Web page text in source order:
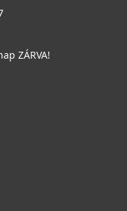
418 Fekete
ZÁRVA!